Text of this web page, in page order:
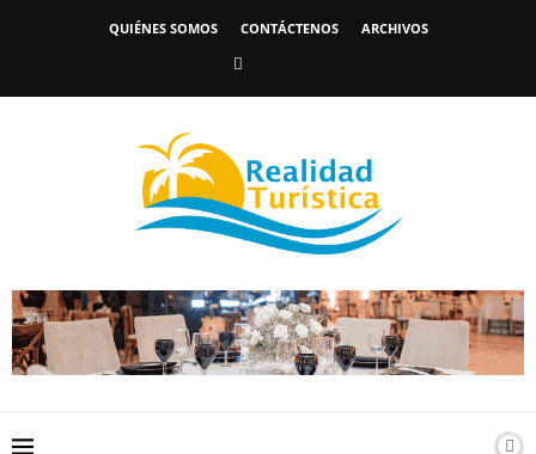
QUIÉNES SOMOS CONTÁCTENOS ARCHIVOS